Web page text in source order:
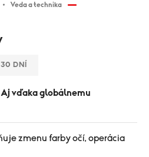
Veda a technika
30 DNÍ
Aj vďaka globálnemu
zmenu farby očí, operácia